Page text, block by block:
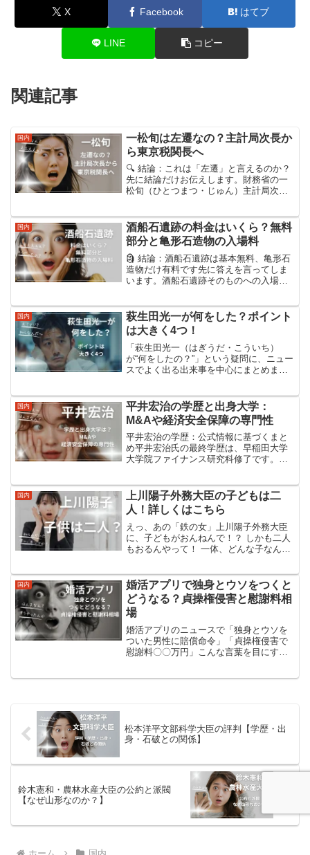
X Facebook はてブ
LINE コピー
関連記事
国内
一松旬は左遷なの？主計局次長か
ら東京税関長へ
🔍 結論：これは「左遷」と言えるのか？
先に結論だけお伝えします。財務省の一
松旬（ひとつまつ・じゅん）主計局次長
と、官邸幹部は異動の理由を「政権にあ
まり協力的でなか...
国内
酒船石遺跡の料金はいくら？無料
部分と亀形石造物の入場料
🗿 結論：酒船石遺跡は基本無料、亀形石
造物だけ有料です先に答えを言ってしま
います。酒船石遺跡そのものへの入場は
アになっていて、大人300円・子供100円
が必要です。つまり...
国内
萩生田光一が何をした？ポイント
は大きく4つ！
「萩生田光一（はぎうだ・こういち）
が“何をしたの？”」という疑問に、ニュー
スでよく出る出来事を中心にまとめま
と把握できるようにしました。まず結
論：最近“何をした...
国内
平井宏治の学歴と出身大学：
M&Aや経済安全保障の専門性
平井宏治の学歴：公式情報に基づくまと
め平井宏治氏の最終学歴は、早稲田大学
大学院ファイナンス研究科修了です。こ
によると、平井氏は早稲田大学大学院フ
ァイナンス研究科を修了...
国内
上川陽子外務大臣の子どもは二
人！詳しくはこちら
えっ、あの「鉄の女」上川陽子外務大臣
に、子どもがおんねんで！？ しかも二人
もおるんやって！ 一体、どんな子なんや
ほな、ちょっとだけ覗いてみよか？上川
陽子外務大臣って子...
国内
婚活アプリで独身とウソをつくと
どうなる？貞操権侵害と慰謝料相
場
婚活アプリのニュースで「独身とウソを
ついた男性に賠償命令」「貞操権侵害で
慰謝料〇〇万円」こんな言葉を目にする
松本洋平文部科学大臣の評判【学歴・出
身・石破との関係】
鈴木憲和・農林水産大臣の公約と派閥
【なぜ山形なのか？】